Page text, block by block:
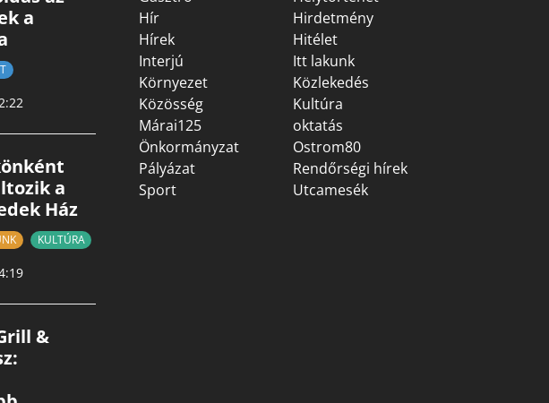
a
a
Ház
KULTÚRA
&
Hír
Hirdetmény
Hírek
Hitélet
Interjú
Itt lakunk
Környezet
Közlekedés
Közösség
Kultúra
Márai125
oktatás
Önkormányzat
Ostrom80
Pályázat
Rendőrségi hírek
Sport
Utcamesék